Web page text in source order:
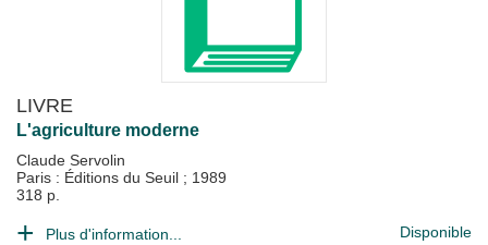
LIVRE
L'agriculture moderne
Claude Servolin
Paris : Éditions du Seuil ; 1989
318 p.
Plus d'information... Disponible